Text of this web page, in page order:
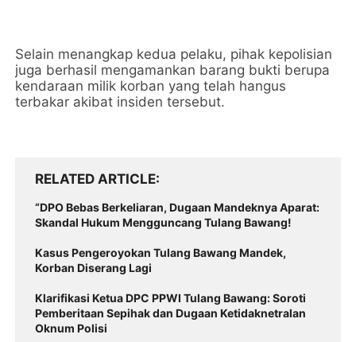
Selain menangkap kedua pelaku, pihak kepolisian
juga berhasil mengamankan barang bukti berupa
kendaraan milik korban yang telah hangus
terbakar akibat insiden tersebut.
RELATED ARTICLE
“DPO Bebas Berkeliaran, Dugaan Mandeknya Aparat:
Skandal Hukum Mengguncang Tulang Bawang!
Kasus Pengeroyokan Tulang Bawang Mandek,
Korban Diserang Lagi
Klarifikasi Ketua DPC PPWI Tulang Bawang: Soroti
Pemberitaan Sepihak dan Dugaan Ketidaknetralan
Oknum Polisi